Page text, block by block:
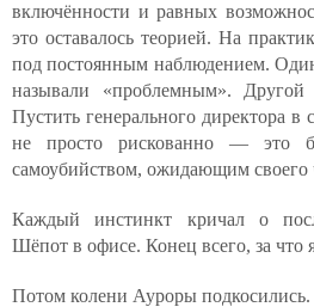
включённости и равных
это оставалось теорией. На
под постоянным наблюдением.
называли «проблемным».
Пустить генерального директора
не просто рискованно — это
самоубийством, ожидающим своего
Каждый инстинкт кричал о
Шёпот в офисе. Конец всего, за что
Потом колени Ауроры подкосились.